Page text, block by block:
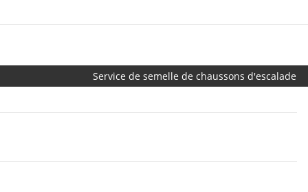
Service de semelle de chaussons d'escalade